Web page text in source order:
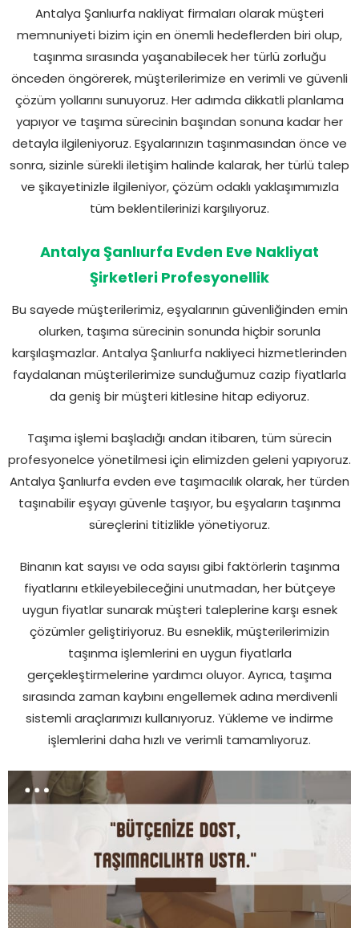
Antalya Şanlıurfa nakliyat firmaları olarak müşteri
memnuniyeti bizim için en önemli hedeflerden biri olup,
taşınma sırasında yaşanabilecek her türlü zorluğu
önceden öngörerek, müşterilerimize en verimli ve güvenli
çözüm yollarını sunuyoruz. Her adımda dikkatli planlama
yapıyor ve taşıma sürecinin başından sonuna kadar her
detayla ilgileniyoruz. Eşyalarınızın taşınmasından önce ve
sonra, sizinle sürekli iletişim halinde kalarak, her türlü talep
ve şikayetinizle ilgileniyor, çözüm odaklı yaklaşımımızla
tüm beklentilerinizi karşılıyoruz.
Antalya Şanlıurfa Evden Eve Nakliyat
Şirketleri Profesyonellik
Bu sayede müşterilerimiz, eşyalarının güvenliğinden emin
olurken, taşıma sürecinin sonunda hiçbir sorunla
karşılaşmazlar. Antalya Şanlıurfa nakliyeci hizmetlerinden
faydalanan müşterilerimize sunduğumuz cazip fiyatlarla
da geniş bir müşteri kitlesine hitap ediyoruz.
Taşıma işlemi başladığı andan itibaren, tüm sürecin
profesyonelce yönetilmesi için elimizden geleni yapıyoruz.
Antalya Şanlıurfa evden eve taşımacılık olarak, her türden
taşınabilir eşyayı güvenle taşıyor, bu eşyaların taşınma
süreçlerini titizlikle yönetiyoruz.
Binanın kat sayısı ve oda sayısı gibi faktörlerin taşınma
fiyatlarını etkileyebileceğini unutmadan, her bütçeye
uygun fiyatlar sunarak müşteri taleplerine karşı esnek
çözümler geliştiriyoruz. Bu esneklik, müşterilerimizin
taşınma işlemlerini en uygun fiyatlarla
gerçekleştirmelerine yardımcı oluyor. Ayrıca, taşıma
sırasında zaman kaybını engellemek adına merdivenli
sistemli araçlarımızı kullanıyoruz. Yükleme ve indirme
işlemlerini daha hızlı ve verimli tamamlıyoruz.